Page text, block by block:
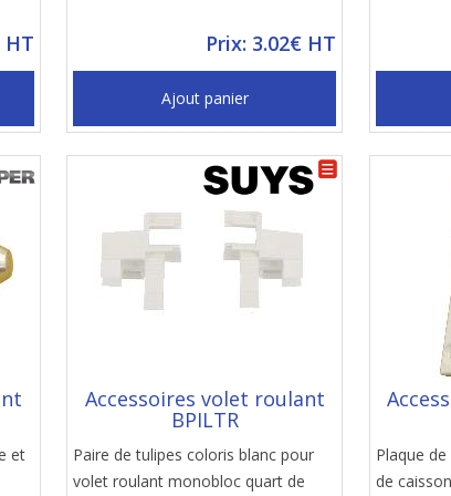
HT Prix: 3.02€ HT
Ajout panier
et
Accessoires volet roulant
BPILTR
Paire de tulipes coloris blanc pour
volet roulant monobloc quart de
Plaque
de